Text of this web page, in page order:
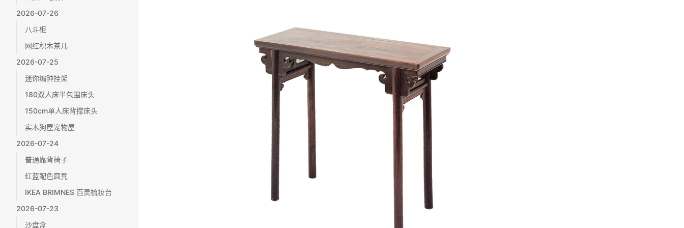
2026-07-26
八斗柜
网红积木茶几
2026-07-25
迷你编钟挂架
180双人床半包围床头
150cm单人床背撑床头
实木狗屋宠物屋
2026-07-24
普通靠背椅子
红蓝配色圆凳
IKEA BRIMNES 百灵梳妆台
2026-07-23
沙盘盒